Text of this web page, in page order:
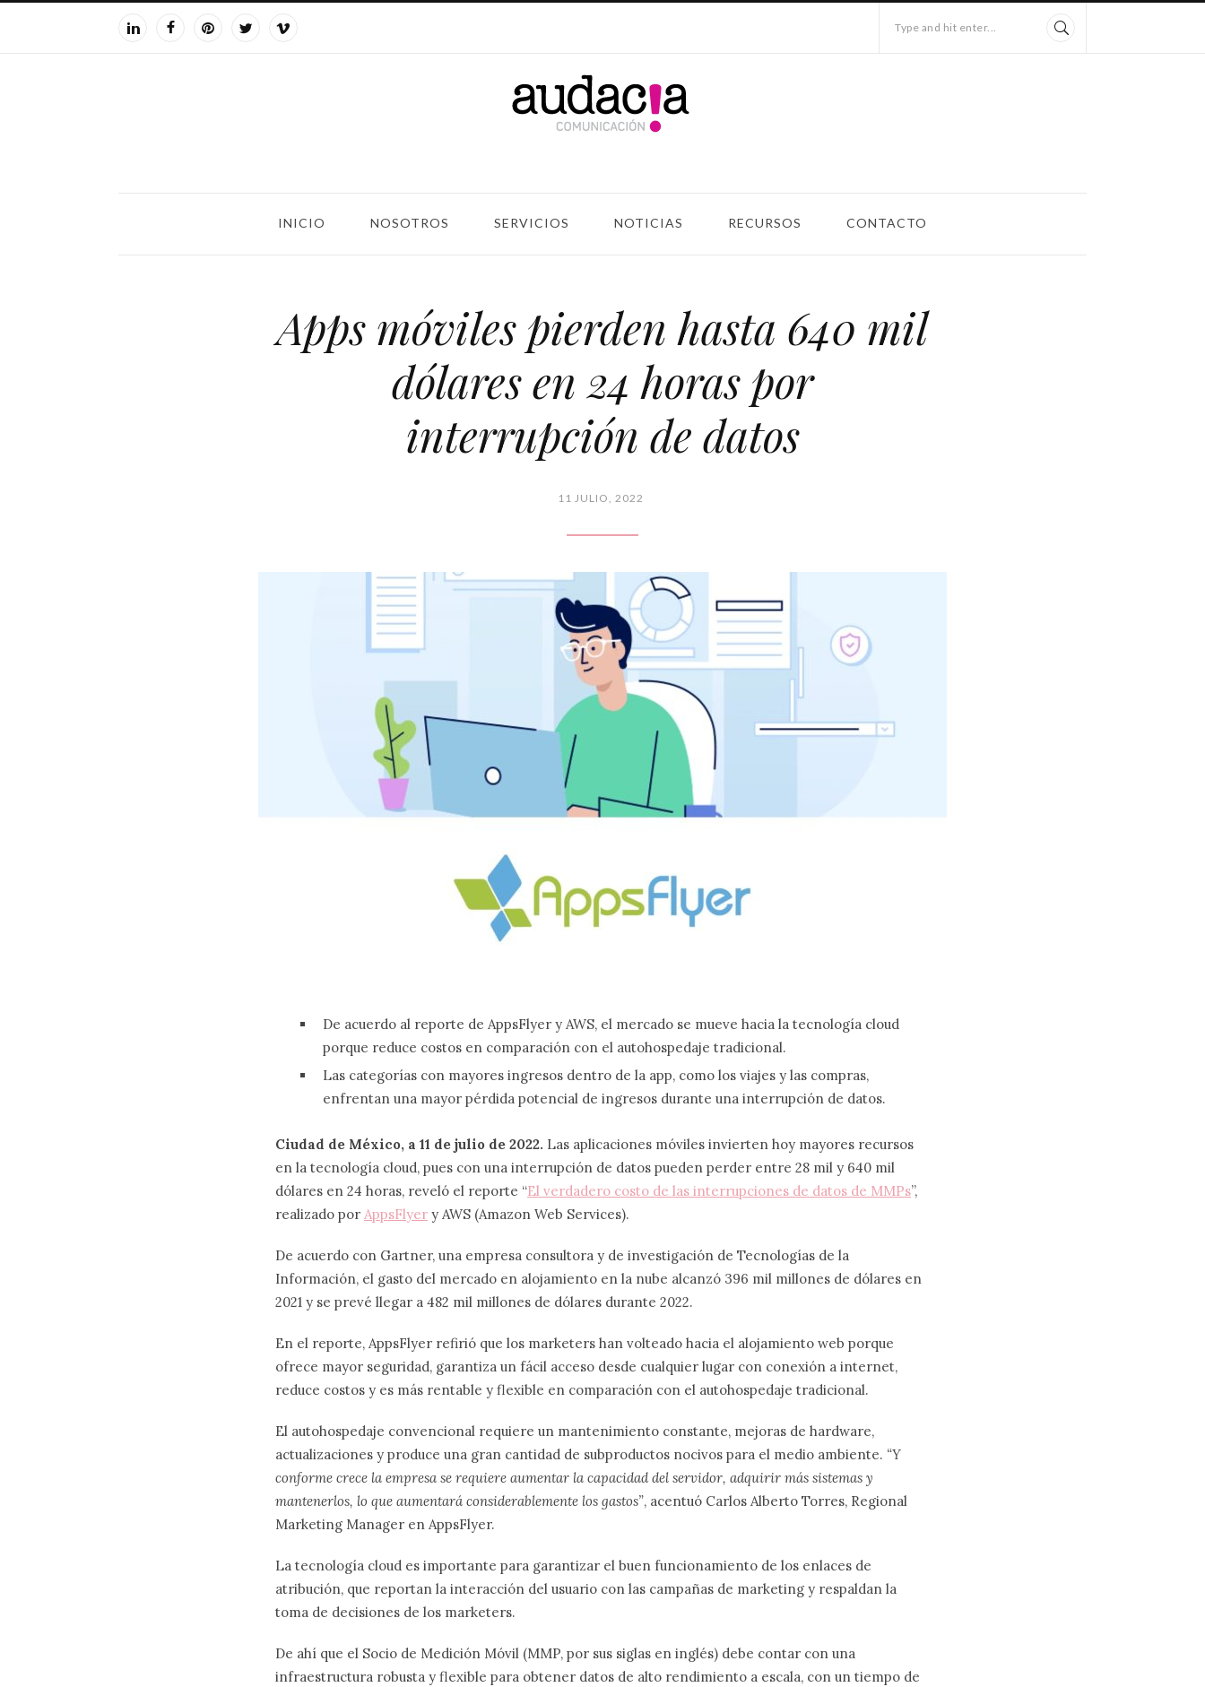
Type and hit enter...
INICIO NOSOTROS SERVICIOS NOTICIAS RECURSOS CONTACTO
Apps móviles pierden hasta 640 mil
dólares en 24 horas por
interrupción de datos
11 JULIO, 2022
De acuerdo al reporte de AppsFlyer y AWS, el mercado se mueve hacia la tecnología cloud
porque reduce costos en comparación con el autohospedaje tradicional.
Las categorías con mayores ingresos dentro de la app, como los viajes y las compras,
enfrentan una mayor pérdida potencial de ingresos durante una interrupción de datos.
Ciudad de México, a 11 de julio de 2022. Las aplicaciones móviles invierten hoy mayores recursos
en la tecnología cloud, pues con una interrupción de datos pueden perder entre 28 mil y 640 mil
dólares en 24 horas, reveló el reporte “El verdadero costo de las interrupciones de datos de MMPs”,
realizado por AppsFlyer y AWS (Amazon Web Services).
De acuerdo con Gartner, una empresa consultora y de investigación de Tecnologías de la
Información, el gasto del mercado en alojamiento en la nube alcanzó 396 mil millones de dólares en
2021 y se prevé llegar a 482 mil millones de dólares durante 2022.
En el reporte, AppsFlyer refirió que los marketers han volteado hacia el alojamiento web porque
ofrece mayor seguridad, garantiza un fácil acceso desde cualquier lugar con conexión a internet,
reduce costos y es más rentable y flexible en comparación con el autohospedaje tradicional.
El autohospedaje convencional requiere un mantenimiento constante, mejoras de hardware,
actualizaciones y produce una gran cantidad de subproductos nocivos para el medio ambiente. “Y
conforme crece la empresa se requiere aumentar la capacidad del servidor, adquirir más sistemas y
mantenerlos, lo que aumentará considerablemente los gastos”, acentuó Carlos Alberto Torres, Regional
Marketing Manager en AppsFlyer.
La tecnología cloud es importante para garantizar el buen funcionamiento de los enlaces de
atribución, que reportan la interacción del usuario con las campañas de marketing y respaldan la
toma de decisiones de los marketers.
De ahí que el Socio de Medición Móvil (MMP, por sus siglas en inglés) debe contar con una
infraestructura robusta y flexible para obtener datos de alto rendimiento a escala, con un tiempo de